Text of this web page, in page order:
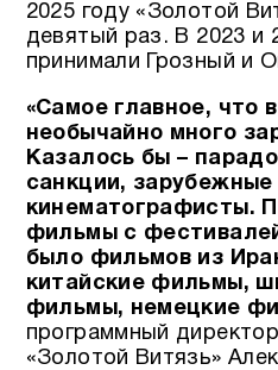
2025 году «Золотой
девятый раз. В 2023 и
принимали Грозный и
«Самое главное, что
необычайно много
Казалось бы –
санкции, зарубежные
кинематографисты.
фильмы с
было фильмов из
китайские фильмы,
фильмы, немецкие
программный
«Золотой Витязь»